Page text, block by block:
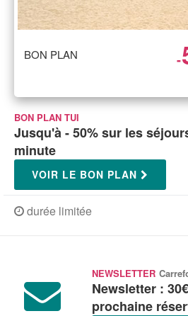
BON PLAN -
BON PLAN TUI
Jusqu'à - 50% sur les
minute
VOIR LE BON PLAN
durée limitée
NEWSLETTER
Newsletter :
prochaine